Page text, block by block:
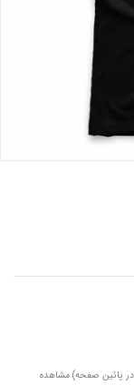
پائین صفحه) مشاهده